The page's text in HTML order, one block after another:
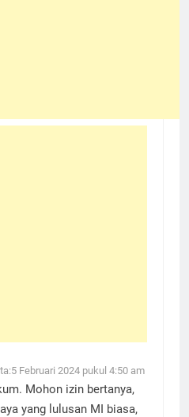
5 Februari 2024 pukul 4:50 am
Mohon izin bertanya,
yang lulusan MI biasa,